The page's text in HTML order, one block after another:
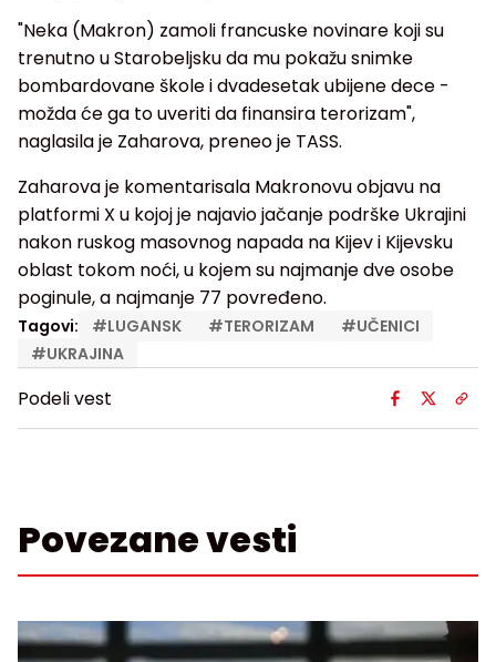
"Neka (Makron) zamoli francuske novinare koji su
trenutno u Starobeljsku da mu pokažu snimke
bombardovane škole i dvadesetak ubijene dece -
možda će ga to uveriti da finansira terorizam",
naglasila je Zaharova, preneo je TASS.
Zaharova je komentarisala Makronovu objavu na
platformi X u kojoj je najavio jačanje podrške Ukrajini
nakon ruskog masovnog napada na Kijev i Kijevsku
oblast tokom noći, u kojem su najmanje dve osobe
poginule, a najmanje 77 povređeno.
Tagovi: #LUGANSK #TERORIZAM #UČENICI
#UKRAJINA
Podeli vest
Povezane vesti